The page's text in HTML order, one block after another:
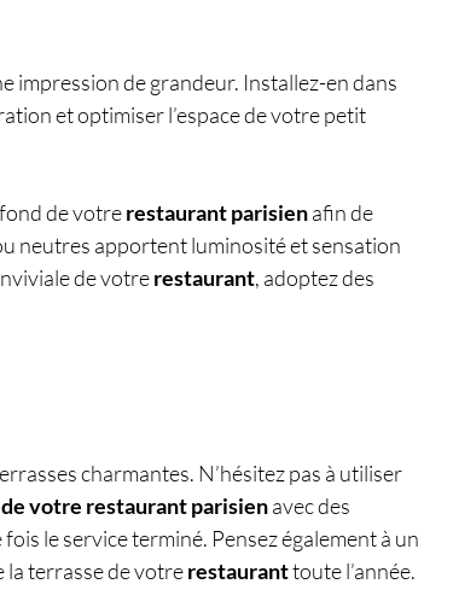
impression de grandeur. Installez-en dans
et optimiser l’espace de votre petit
de votre restaurant parisien afin de
neutres apportent luminosité et sensation
de votre restaurant, adoptez des
charmantes. N’hésitez pas à utiliser
votre restaurant parisien avec des
le service terminé. Pensez également à un
la terrasse de votre restaurant toute l’année.